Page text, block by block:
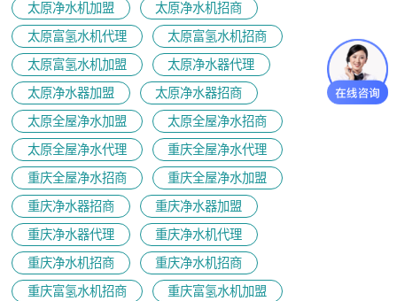
太原净水机加盟
太原净水机招商
太原富氢水机代理
太原富氢水机招商
太原富氢水机加盟
太原净水器代理
太原净水器加盟
太原净水器招商
太原全屋净水加盟
太原全屋净水招商
太原全屋净水代理
重庆全屋净水代理
重庆全屋净水招商
重庆全屋净水加盟
重庆净水器招商
重庆净水器加盟
重庆净水器代理
重庆净水机代理
重庆净水机招商
重庆净水机招商
重庆富氢水机招商
重庆富氢水机加盟